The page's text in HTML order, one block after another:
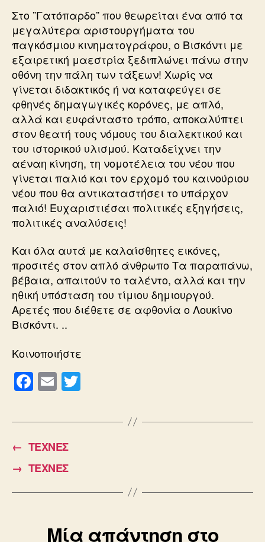
Στο ”Γατόπαρδο” που θεωρείται ένα από τα
μεγαλύτερα αριστουργήματα του
παγκόσμιου κινηματογράφου, ο Βισκόντι με
εξαιρετική μαεστρία ξεδιπλώνει πάνω στην
οθόνη την πάλη των τάξεων! Χωρίς να
γίνεται διδακτικός ή να καταφεύγει σε
φθηνές δημαγωγικές κορόνες, με απλό,
αλλά και ευφάνταστο τρόπο, αποκαλύπτει
στον θεατή τους νόμους του διαλεκτικού και
του ιστορικού υλισμού. Καταδείχνει την
αέναη κίνηση, τη νομοτέλεια του νέου που
γίνεται παλιό και τον ερχομό του καινούριου
νέου που θα αντικαταστήσει το υπάρχον
παλιό! Ευχαριστιέσαι πολιτικές εξηγήσεις,
πολιτικές αναλύσεις!
Και όλα αυτά με καλαίσθητες εικόνες,
προσιτές στον απλό άνθρωπο Τα παραπάνω,
βέβαια, απαιτούν το ταλέντο, αλλά και την
ηθική υπόσταση του τίμιου δημιουργού.
Αρετές που διέθετε σε αφθονία ο Λουκίνο
Βισκόντι. ..
Κοινοποιήστε
F
a
c
e
b
o
o
E
m
ailtt
← ΤΕΧΝΕΣ
→ ΤΕΧΝΕΣ
Μία απάντηση στο